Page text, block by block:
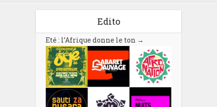
Edito
Eté : l’Afrique donne le ton →